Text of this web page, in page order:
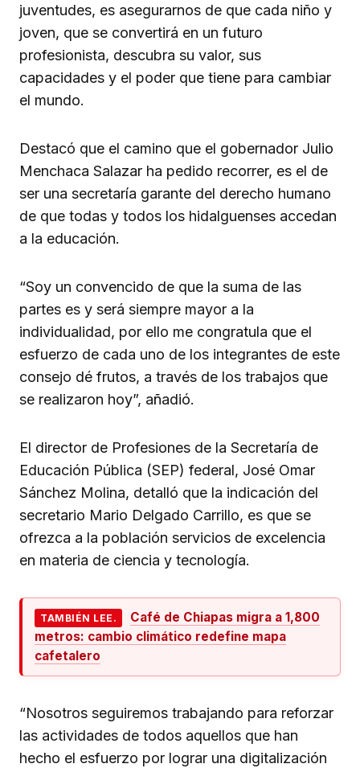
juventudes, es asegurarnos de que cada niño y
joven, que se convertirá en un futuro
profesionista, descubra su valor, sus
capacidades y el poder que tiene para cambiar
el mundo.
Destacó que el camino que el gobernador Julio
Menchaca Salazar ha pedido recorrer, es el de
ser una secretaría garante del derecho humano
de que todas y todos los hidalguenses accedan
a la educación.
“Soy un convencido de que la suma de las
partes es y será siempre mayor a la
individualidad, por ello me congratula que el
esfuerzo de cada uno de los integrantes de este
consejo dé frutos, a través de los trabajos que
se realizaron hoy”, añadió.
El director de Profesiones de la Secretaría de
Educación Pública (SEP) federal, José Omar
Sánchez Molina, detalló que la indicación del
secretario Mario Delgado Carrillo, es que se
ofrezca a la población servicios de excelencia
en materia de ciencia y tecnología.
TAMBIÉN LEE.
Café de Chiapas migra a 1,800
metros: cambio climático redefine mapa
cafetalero
“Nosotros seguiremos trabajando para reforzar
las actividades de todos aquellos que han
hecho el esfuerzo por lograr una digitalización